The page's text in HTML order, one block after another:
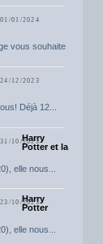
01/01/2024
vous souhaite
24/12/2023
Déjà 12...
31/10/2023
Harry
Potter et la
elle nous...
23/10/2023
Harry
Potter
elle nous...